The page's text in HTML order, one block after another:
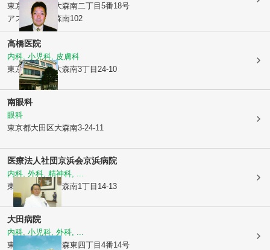
東京都大田区
大森南二丁目5番18号
アストラル大森南102
高橋医院
内科, 小児科, 皮膚科
東京都大田区大森南3丁目24-10
南眼科
眼科
東京都大田区大森南3-24-11
医療法人社団京浜会京浜病院
内科, 外科, 精神科, ...
東京都大田区 大森南1丁目14-13
大田病院
内科, 小児科, 外科, ...
東京都大田区大森東四丁目4番14号